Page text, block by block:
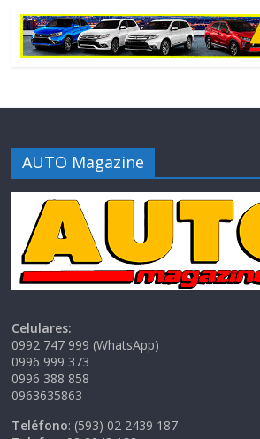
AUTO Magazine
Celulares:
0992 747 999 (WhatsApp)
0996 999 373
0996 388 858
0963635863
Teléfono: (593) 02 2439 187